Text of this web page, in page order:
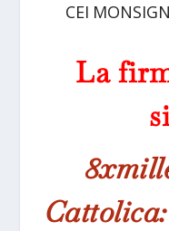
CEI
La